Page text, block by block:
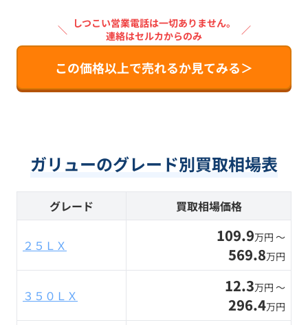
＼ しつこい営業電話は一切ありません。
連絡はセルカからのみ
／
この価格以上で売れるか見てみる＞
ガリューのグレード別買取相場表
グレード 買取相場価格
２５ＬＸ 109.9万円 〜
569.8万円
３５０ＬＸ 12.3万円 〜
296.4万円